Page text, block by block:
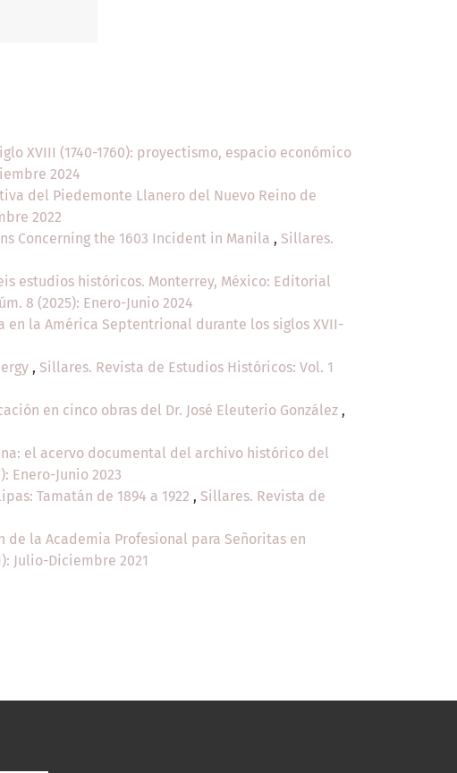
XVIII (1740-1760): proyectismo, espacio económico
2024
del Piedemonte Llanero del Nuevo Reino de
2022
Concerning the 1603 Incident in Manila , Sillares.
estudios históricos. Monterrey, México: Editorial
8 (2025): Enero-Junio 2024
la América Septentrional durante los siglos XVII-
, Sillares. Revista de Estudios Históricos: Vol. 1
en cinco obras del Dr. José Eleuterio González ,
el acervo documental del archivo histórico del
Enero-Junio 2023
Tamatán de 1894 a 1922 , Sillares. Revista de
la Academia Profesional para Señoritas en
Julio-Diciembre 2021